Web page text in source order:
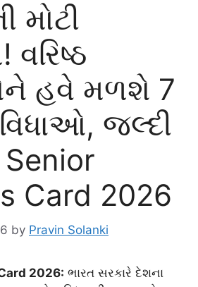
મોટી
વરિષ્ઠ
હવે મળશે 7
જલ્દી
Card 2026
by Pravin Solanki
2026: ભારત સરકારે દેશના